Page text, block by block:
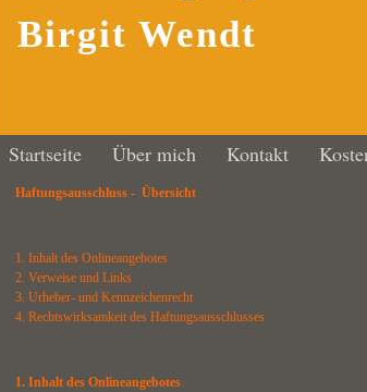
Birgit Wendt
Startseite Über mich Kontakt
Haftungsausschluss - Übersicht
1. Inhalt des Onlineangebotes
2. Verweise und Links
3. Urheber- und Kennzeichenrecht
4. Rechtswirksamkeit des Haftungsausschlusses
1. Inhalt des Onlineangebotes